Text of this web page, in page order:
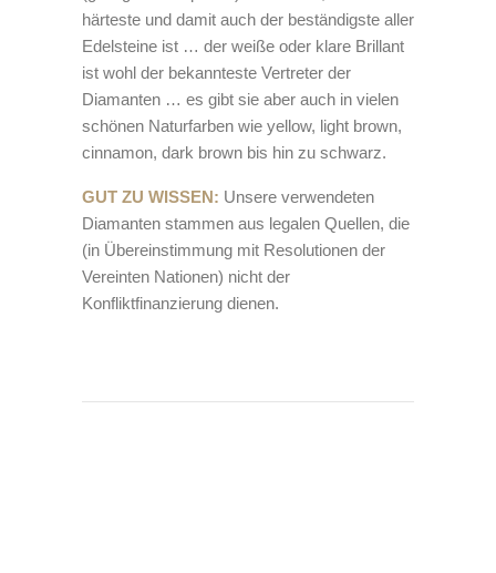
härteste und damit auch der beständigste aller
Edelsteine ist … der weiße oder klare Brillant
ist wohl der bekannteste Vertreter der
Diamanten … es gibt sie aber auch in vielen
schönen Naturfarben wie yellow, light brown,
cinnamon, dark brown bis hin zu schwarz.
GUT ZU WISSEN: Unsere verwendeten
Diamanten stammen aus legalen Quellen, die
(in Übereinstimmung mit Resolutionen der
Vereinten Nationen) nicht der
Konfliktfinanzierung dienen.